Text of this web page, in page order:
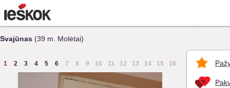
Svajūnas (39 m. Molėtai)
1 2 3 4 5 6 7 8 9 10 11 12 13 14 15 16